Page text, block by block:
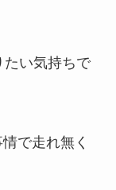
たい気持ちで
で走れ無く